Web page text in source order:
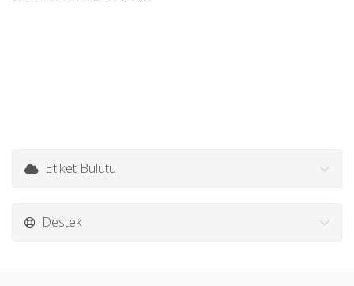
Etiket Bulutu
Destek